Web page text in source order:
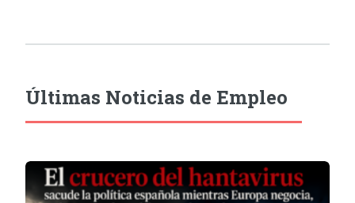
Últimas Noticias de Empleo